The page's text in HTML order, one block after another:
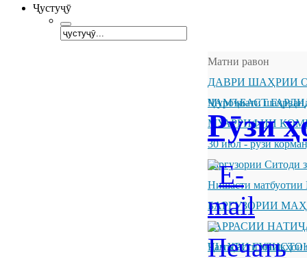
Ҷустуҷӯ
Матни равон
ДАВРИ ШАҲРИИ
ҶАМЪБАСТ
Муроҷиати
МУАРРИФИИ
30 июл - рӯзи
Баргузории Ситоди
Нишасти матбуотии
БАРГУЗОРИИ
БАРРАСИИ
ШАҲРИ
Ҷамъбасти машқҳои
Рӯзи